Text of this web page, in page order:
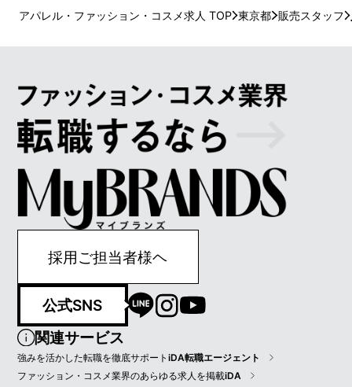
アパレル・ファッション・コスメ求人 TOP 東京都 販売スタッフ
採用ご担当者様ヘ
公式SNS
関連サービス
強みを活かした転職を徹底サポートiDA転職エージェント
ファッション・コスメ業界のあらゆる求人を掲載iDA